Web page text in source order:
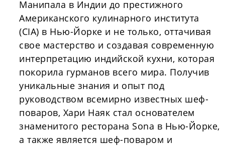
Манипала в Индии до престижного
Американского кулинарного института
(CIA) в Нью-Йорке и не только, оттачивая
свое мастерство и создавая современную
интерпретацию индийской кухни, которая
покорила гурманов всего мира. Получив
уникальные знания и опыт под
руководством всемирно известных шеф-
поваров, Хари Наяк стал основателем
знаменитого ресторана Sona в Нью-Йорке,
а также является шеф-поваром и